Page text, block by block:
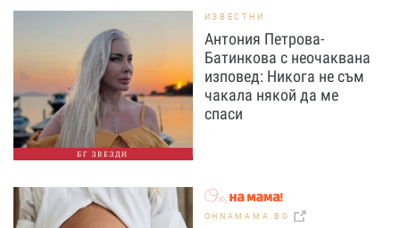
БГ ЗВЕЗДИ
ИЗВЕСТНИ
Антония Петрова-
Батинкова с неочаквана
изповед: Никога не съм
чакала някой да ме
спаси
OHNAMAMA.BG